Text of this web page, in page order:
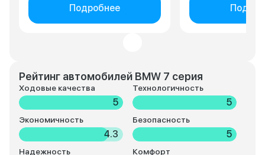
Подробнее
Рейтинг автомобилей BMW 7 серия
Ходовые качества
5
Технологичность
5
Экономичность
4.3
Безопасность
5
Надежность Комфорт